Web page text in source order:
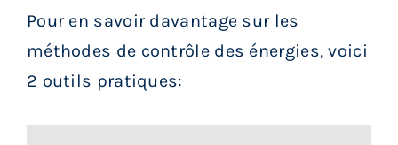
Pour en savoir davantage sur les
méthodes de contrôle des énergies, voici
2 outils pratiques: